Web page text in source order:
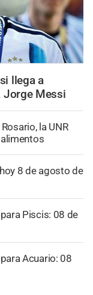
llega a
Jorge Messi
la UNR
8 de agosto de
Piscis: 08 de
Acuario: 08